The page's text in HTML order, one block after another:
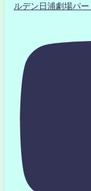
ルデン日浦劇場パー